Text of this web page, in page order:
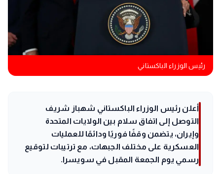
رئيس الوزراء الباكستاني
أعلن رئيس الوزراء الباكستاني شهباز شريف
التوصل إلى اتفاق سلام بين الولايات المتحدة
وإيران، يتضمن وقفًا فوريًا ودائمًا للعمليات
العسكرية على مختلف الجبهات، مع ترتيبات لتوقيع
رسمي يوم الجمعة المقبل في سويسرا.